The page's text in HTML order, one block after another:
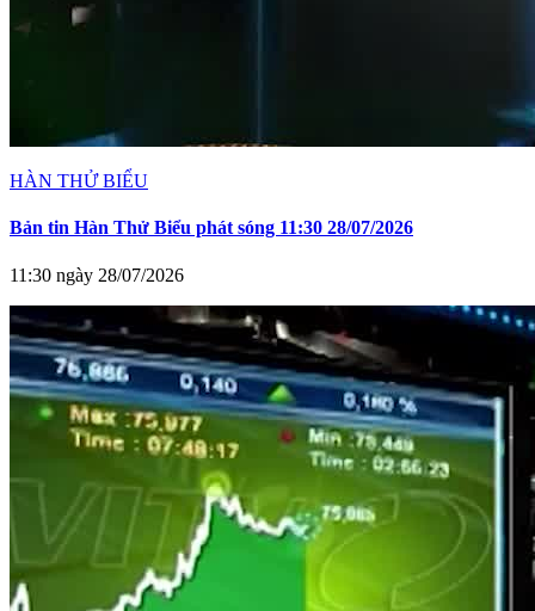
HÀN THỬ BIỂU
Bản tin Hàn Thử Biểu phát sóng 11:30 28/07/2026
11:30 ngày 28/07/2026